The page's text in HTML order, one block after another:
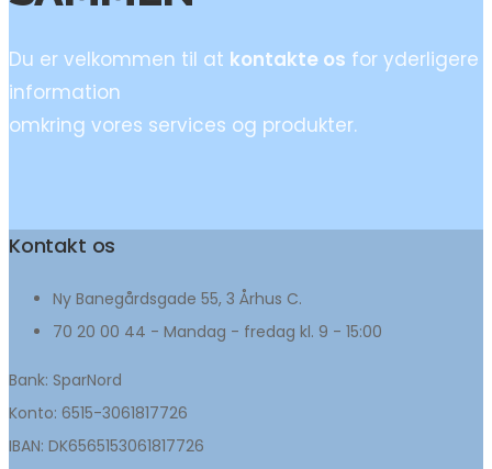
Du er velkommen til at kontakte os for yderligere
information
omkring vores services og produkter.
Kontakt os
Ny Banegårdsgade 55, 3 Århus C.
70 20 00 44 - Mandag - fredag kl. 9 - 15:00
Bank: SparNord
Konto: 6515-3061817726
IBAN: DK6565153061817726